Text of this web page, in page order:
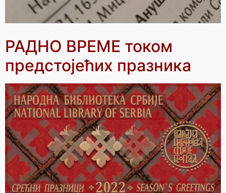
РАДНО ВРЕМЕ током
предстојећих празника